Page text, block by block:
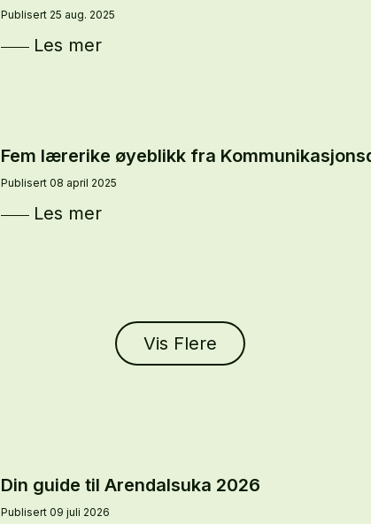
Publisert 25 aug. 2025
Les mer
Fem lærerike øyeblikk fra
Publisert 08 april 2025
Les mer
Vis Flere
Din guide til Arendalsuka 2026
Publisert 09 juli 2026